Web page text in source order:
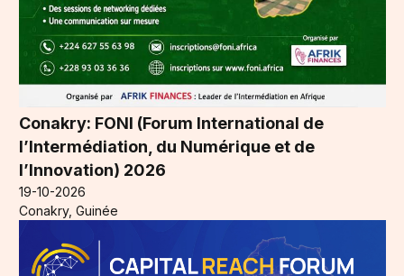
Conakry: FONI (Forum International de
l’Intermédiation, du Numérique et de
l’Innovation) 2026
19-10-2026
Conakry, Guinée